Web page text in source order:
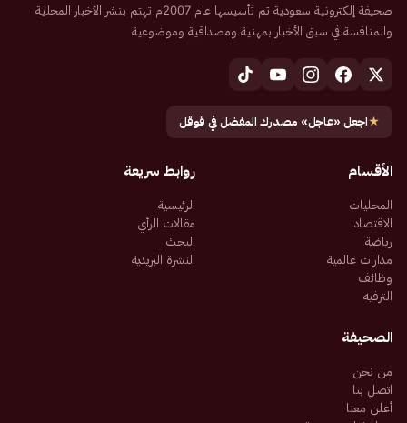
صحيفة إلكترونية سعودية تم تأسيسها عام 2007م تهتم بنشر الأخبار المحلية
والمنافسة في سبق الأخبار بمهنية ومصداقية وموضوعية
★اجعل «عاجل» مصدرك المفضل في قوقل
الأقسام
المحليات
الاقتصاد
رياضة
مدارات عالمية
وظائف
الترفيه
روابط سريعة
الرئيسية
مقالات الرأي
البحث
النشرة البريدية
الصحيفة
من نحن
اتصل بنا
أعلن معنا